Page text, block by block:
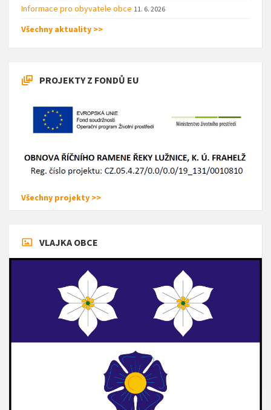
Informace pro obyvatele obce 11. 6. 2026
Všechny aktuality >>
PROJEKTY Z FONDŮ EU
Všechny projekty >>
VLAJKA OBCE